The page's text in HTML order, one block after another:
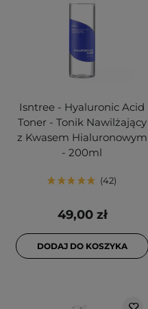
Isntree - Hyaluronic Acid
Toner - Tonik Nawilżający
z Kwasem Hialuronowym
- 200ml
42
49,00 zł
DODAJ DO KOSZYKA